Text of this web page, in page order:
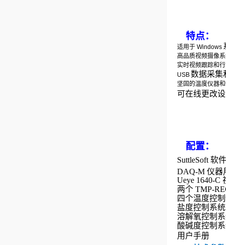
特点：
适用于 Windows
高品质视频摄像
实时视频跟踪和
USB数据采集
坚固的温度仪器
可在线更改
配置：
SuttleSoft 软
DAQ-M 仪器
Ueye 1640-C
两个 TMP-
四个温度控
盐度控制系统
溶解氧控制
酸碱度控制
用户手册